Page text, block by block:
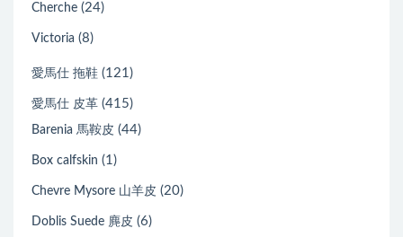
Cherche (24)
Victoria (8)
愛馬仕 拖鞋 (121)
愛馬仕 皮革 (415)
Barenia 馬鞍皮 (44)
Box calfskin (1)
Chevre Mysore 山羊皮 (20)
Doblis Suede 麂皮 (6)